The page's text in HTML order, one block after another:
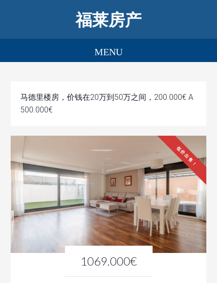
福莱房产
马德里楼房，价钱在20万到50万之间，200.000€ A
500.000€
1069.000€
低价出售！